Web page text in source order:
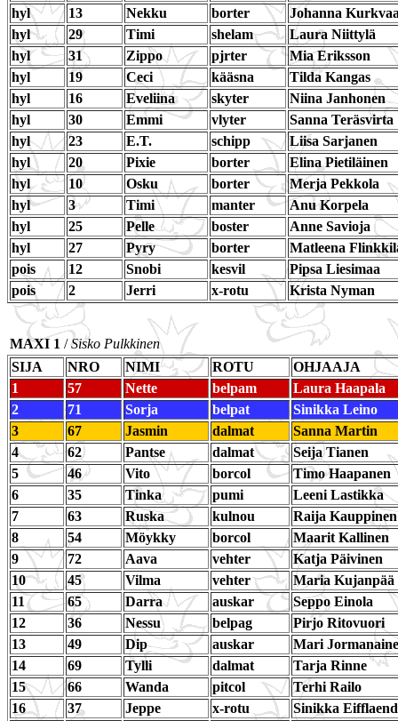
hyl
13 Nekku borter
Johanna
hyl
29 Timi shelam
Laura Niittylä
hyl
31 Zippo pjrter
Mia Eriksson
hyl
19 Ceci kääsna
Tilda Kangas
hyl
16 Eveliina skyter
Niina Janhonen
hyl
30 Emmi vlyter
Sanna Teräsvirta
hyl
23 E.T. schipp
Liisa Sarjanen
hyl
20 Pixie borter
Elina Pietiläinen
hyl
10 Osku borter
Merja Pekkola
hyl
3 Timi manter
Anu Korpela
hyl
25 Pelle boster
Anne Savioja
hyl
27 Pyry borter
Matleena
pois
12 Snobi kesvil
Pipsa Liesimaa
pois
2 Jerri x-rotu Krista Nyman
MAXI 1 /Sisko Pulkkinen
SIJA
NRO NIMI ROTU
OHJAAJA
1
57 Nette belpam
Laura Haapala
2
71 Sorja belpat
Sinikka Leino
3
67 Jasmin dalmat
Sanna Martin
4
62 Pantse dalmat
Seija Tianen
5
46 Vito borcol
Timo Haapanen
6
35 Tinka pumi
Leeni Lastikka
7
63 Ruska kulnou
Raija Kauppinen
8
54 Möykky borcol
Maarit Kallinen
9
72 Aava vehter
Katja Päivinen
10
45 Vilma vehter
Maria Kujanpää
11
65 Darra auskar
Seppo Einola
12
36 Nessu belpag
Pirjo Ritovuori
13
49 Dip auskar
Mari
14
69 Tylli dalmat
Tarja Rinne
15
66 Wanda pitcol
Terhi Railo
16
37 Jeppe x-rotu
Sinikka